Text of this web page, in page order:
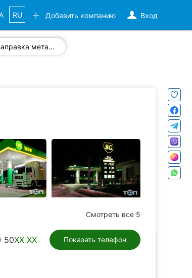
Вход
Добавить компанию
RU
заправка метаном
Смотреть все 5
50XX XX Показать телефон